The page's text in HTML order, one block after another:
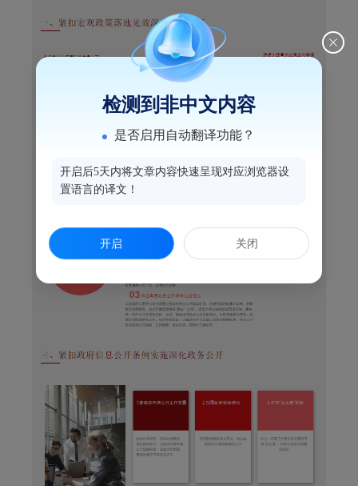
检测到非中文内容
是否启用自动翻译功能？
开启后5天内将文章内容快速呈现对应浏览器设
置语言的译文！
开启 关闭